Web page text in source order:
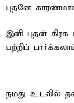
புதனே
இனி புதன்
பற்றிப்
நமது உடலில்